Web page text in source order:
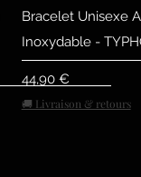
Быстрый
Bracelet Unisexe
Inoxydable -
Цена
44,90 €
🚚 Livraison & retours